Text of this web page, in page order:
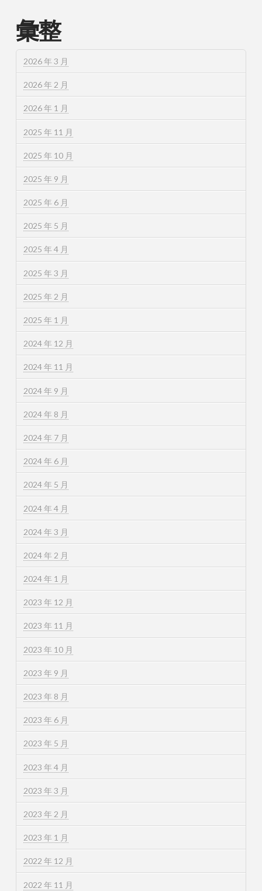
彙整
2026 年 3 月
2026 年 2 月
2026 年 1 月
2025 年 11 月
2025 年 10 月
2025 年 9 月
2025 年 6 月
2025 年 5 月
2025 年 4 月
2025 年 3 月
2025 年 2 月
2025 年 1 月
2024 年 12 月
2024 年 11 月
2024 年 9 月
2024 年 8 月
2024 年 7 月
2024 年 6 月
2024 年 5 月
2024 年 4 月
2024 年 3 月
2024 年 2 月
2024 年 1 月
2023 年 12 月
2023 年 11 月
2023 年 10 月
2023 年 9 月
2023 年 8 月
2023 年 6 月
2023 年 5 月
2023 年 4 月
2023 年 3 月
2023 年 2 月
2023 年 1 月
2022 年 12 月
2022 年 11 月